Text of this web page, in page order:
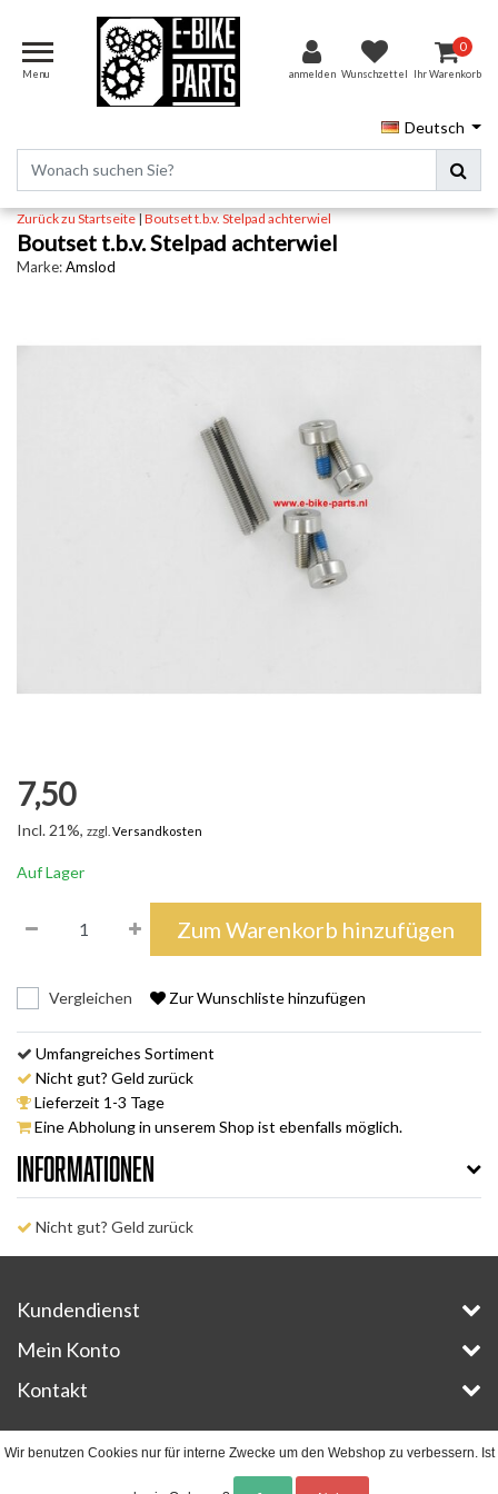
Menu anmelden Wunschzettel
0
Ihr Warenkorb
Deutsch
Zurück zu Startseite|Boutset t.b.v. Stelpad achterwiel
Boutset t.b.v. Stelpad achterwiel
Marke:Amslod
7,50
Incl. 21%, zzgl. Versandkosten
Auf Lager
Zum Warenkorb hinzufügen
Vergleichen Zur Wunschliste hinzufügen
Umfangreiches Sortiment
Nicht gut? Geld zurück
Lieferzeit 1-3 Tage
Eine Abholung in unserem Shop ist ebenfalls möglich.
Informationen
Nicht gut? Geld zurück
Kundendienst
Mein Konto
Kontakt
Wir benutzen Cookies nur für interne Zwecke um den Webshop zu verbessern. Ist